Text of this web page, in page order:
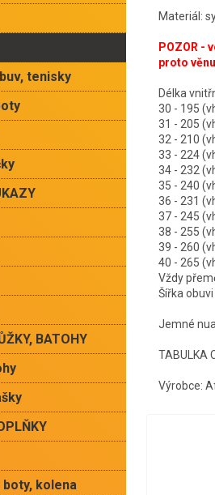
tenisky
BATOHY
boty, kolena
Materiál:
POZOR -
proto
Délka
30 - 195
31 - 205
32 - 210
33 - 224
34 - 232
35 - 240
36 - 231
37 - 245
38 - 255
39 - 260
40 - 265
Vždy
Šířka
Jemné
TABULKA
Výrobce: